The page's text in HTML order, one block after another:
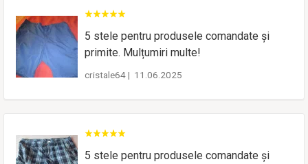
5 stele pentru produsele comandate și
primite. Mulțumiri multe!
cristale64| 11.06.2025
5 stele pentru produsele comandate și